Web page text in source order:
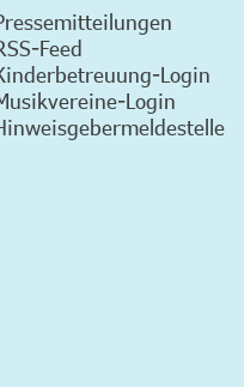
Feed
Login
Login